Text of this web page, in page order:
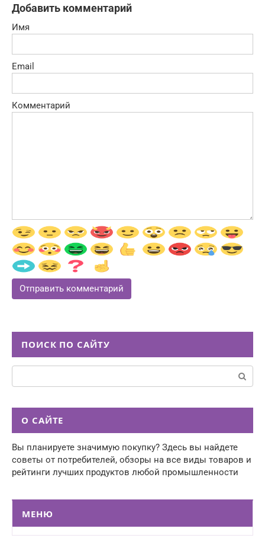
Добавить комментарий
Имя
Email
Комментарий
ПОИСК ПО САЙТУ
О САЙТЕ
Вы планируете значимую покупку? Здесь вы найдете
советы от потребителей, обзоры на все виды товаров и
рейтинги лучших продуктов любой промышленности
МЕНЮ